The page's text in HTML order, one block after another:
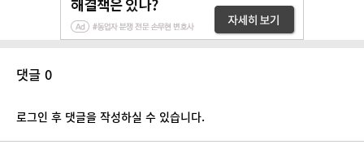
댓글 0
로그인 후 댓글을 작성하실 수 있습니다.